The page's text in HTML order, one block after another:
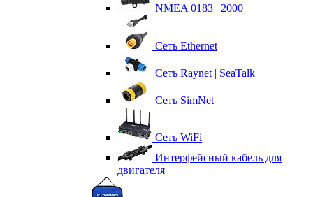
NMEA 0183 | 2000
Сеть Ethernet
Сеть Raynet | SeaTalk
Сеть SimNet
Сеть WiFi
Интерфейсный кабель для
двигателя